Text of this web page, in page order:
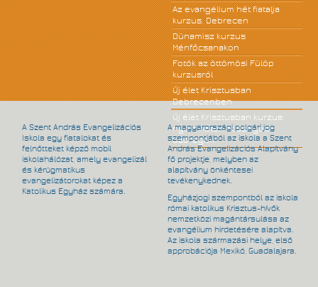
Az evangélium hét fiatalja
kurzus, Debrecen
Dünamisz kurzus
Ménfőcsanakon
Fotók az öttömösi Fülöp
kurzusról
Új élet Krisztusban
Debrecenben
Új élet Krisztusban kurzus
nyolc héten át Szeged-
Szőregen
A Szent András Evangelizációs
Iskola egy fiatalokat és
felnőtteket képző mobil
iskolahálózat, amely evangelizál
és kérügmatikus
evangelizátorokat képez a
Katolikus Egyház számára.
A magyarországi polgári jog
szempontjából az iskola a Szent
András Evangelizációs Alapítvány
fő projektje, melyben az
alapítvány önkéntesei
tevékenykednek.
Egyházjogi szempontból az iskola
római katolikus Krisztus-hívők
nemzetközi magántársulása az
evangélium hirdetésére alapítva.
Az iskola származási helye, első
approbációja Mexikó, Guadalajara.